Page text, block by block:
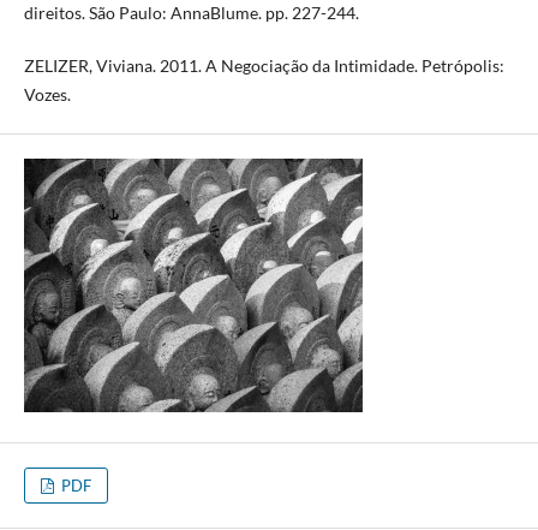
direitos. São Paulo: AnnaBlume. pp. 227-244.
ZELIZER, Viviana. 2011. A Negociação da Intimidade. Petrópolis:
Vozes.
PDF